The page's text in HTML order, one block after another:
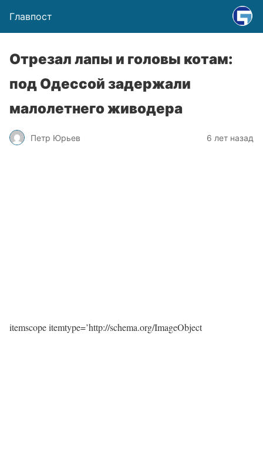
Главпост
Отрезал лапы и головы котам:
под Одессой задержали
малолетнего живодера
Петр Юрьев 6 лет назад
itemscope itemtype=’http://schema.org/ImageObject